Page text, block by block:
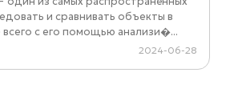
и сравнивать объекты в
с его помощью анализи�...
2024-06-28